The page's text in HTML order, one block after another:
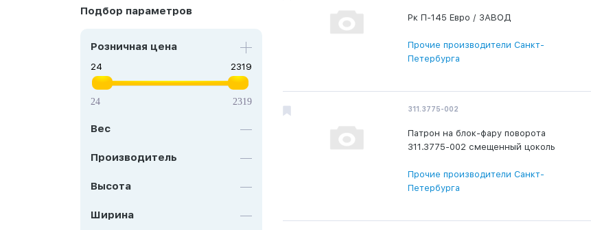
Подбор параметров
Розничная цена
24 2319
Вес
Производитель
Высота
Ширина
Рк П-145 Евро / ЗАВОД
Прочие производители Санкт-
Петербурга
311.3775-002
Патрон на блок-фару поворота
311.3775-002 смещенный цоколь
Прочие производители Санкт-
Петербурга